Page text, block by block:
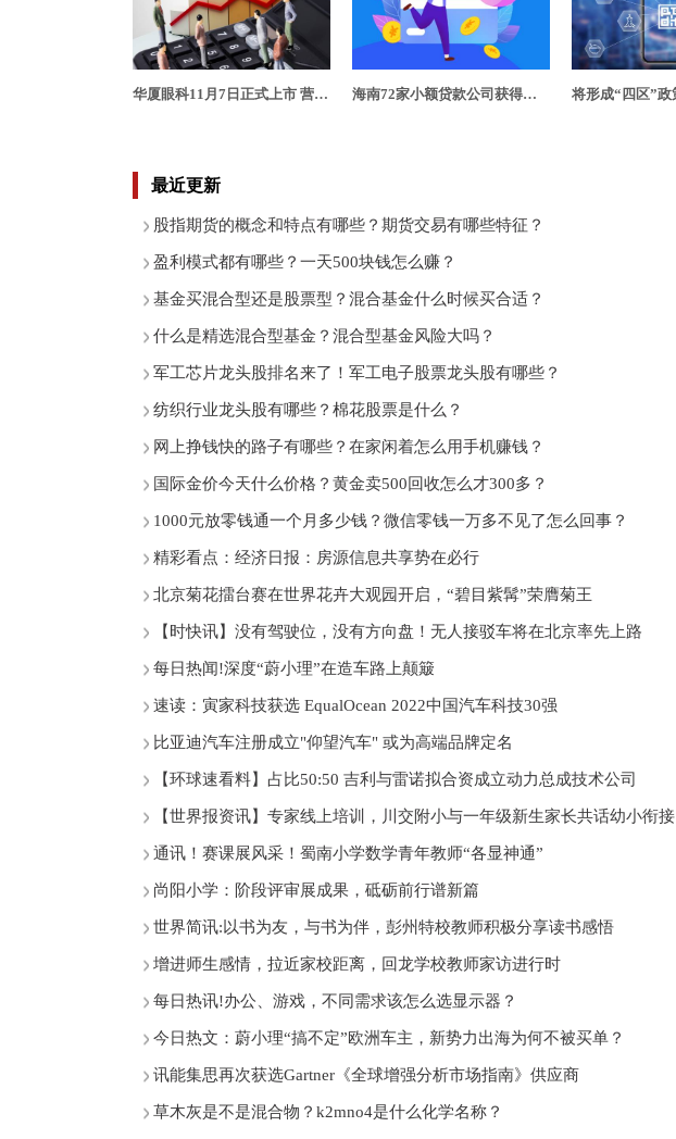
华厦眼科11月7日正式上市 营收、净利同赛道排第二 海南72家小额贷款公司获得经营资质许可 提供新的经营启示
最近更新
股指期货的概念和特点有哪些？期货交易有哪些特征？
盈利模式都有哪些？一天500块钱怎么赚？
基金买混合型还是股票型？混合基金什么时候买合适？
什么是精选混合型基金？混合型基金风险大吗？
军工芯片龙头股排名来了！军工电子股票龙头股有哪些？
纺织行业龙头股有哪些？棉花股票是什么？
网上挣钱快的路子有哪些？在家闲着怎么用手机赚钱？
国际金价今天什么价格？黄金卖500回收怎么才300多？
1000元放零钱通一个月多少钱？微信零钱一万多不见了怎么回事？
精彩看点：经济日报：房源信息共享势在必行
北京菊花擂台赛在世界花卉大观园开启，“碧目紫髯”荣膺菊王
【时快讯】没有驾驶位，没有方向盘！无人接驳车将在北京率先上路
每日热闻!深度“蔚小理”在造车路上颠簸
速读：寅家科技获选 EqualOcean 2022中国汽车科技30强
比亚迪汽车注册成立"仰望汽车" 或为高端品牌定名
【环球速看料】占比50:50 吉利与雷诺拟合资成立动力总成技术公司
【世界报资讯】专家线上培训，川交附小与一年级新生家长共话幼小衔接
通讯！赛课展风采！蜀南小学数学青年教师“各显神通”
尚阳小学：阶段评审展成果，砥砺前行谱新篇
世界简讯:以书为友，与书为伴，彭州特校教师积极分享读书感悟
增进师生感情，拉近家校距离，回龙学校教师家访进行时
每日热讯!办公、游戏，不同需求该怎么选显示器？
今日热文：蔚小理“搞不定”欧洲车主，新势力出海为何不被买单？
讯能集思再次获选Gartner《全球增强分析市场指南》供应商
草木灰是不是混合物？k2mno4是什么化学名称？